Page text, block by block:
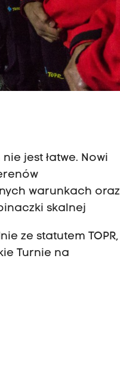
jest łatwe. Nowi
warunkach oraz
skalnej
ze statutem TOPR,
Turnie na